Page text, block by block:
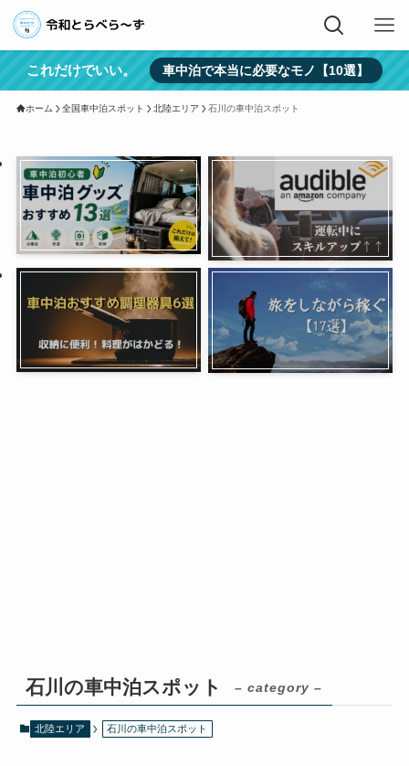
これだけでいい。 車中泊で本当に必要なモノ【10選】
ホーム 全国車中泊スポット 北陸エリア 石川の車中泊スポット
石川の車中泊スポット – category –
北陸エリア 石川の車中泊スポット